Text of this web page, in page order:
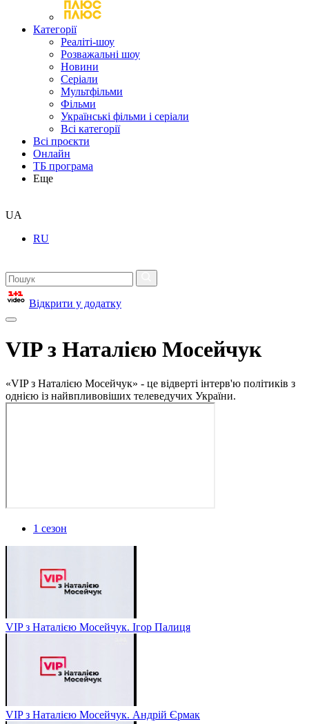
Категорії
Реаліті-шоу
Розважальні шоу
Новини
Серіали
Мультфільми
Фільми
Українські фільми і серіали
Всі категорії
Всі проєкти
Онлайн
ТБ програма
Еще
UA
RU
Відкрити у додатку
VIP з Наталією Мосейчук
«VIP з Наталією Мосейчук» - це відверті інтерв'ю політиків з
однією із найвпливовіших телеведучих України.
1 сезон
VIP з Наталією Мосейчук. Ігор Палиця
VIP з Наталією Мосейчук. Андрій Єрмак